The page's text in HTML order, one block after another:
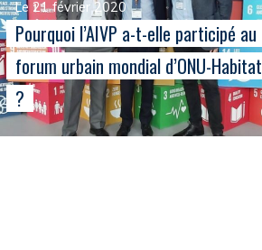
Le 21 février 2020
Pourquoi l’AIVP a-t-elle participé au
forum urbain mondial d’ONU-Habitat
?